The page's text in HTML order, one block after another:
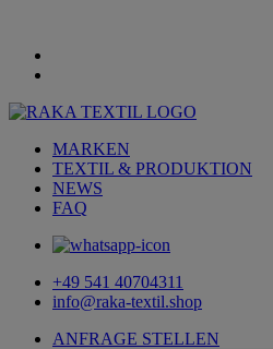
MARKEN
TEXTIL & PRODUKTION
NEWS
FAQ
+49 541 40704311
info@raka-textil.shop
ANFRAGE STELLEN